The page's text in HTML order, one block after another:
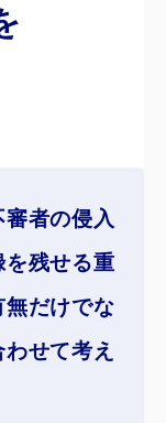
審者の侵入
を残せる重
無だけでな
せて考え